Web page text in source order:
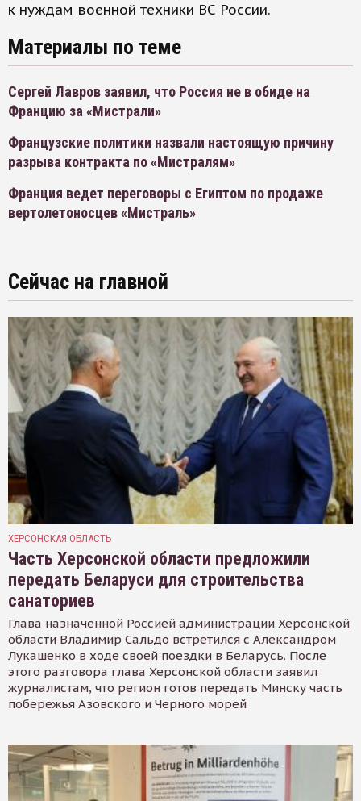
к нуждам военной техники ВС России.
Материалы по теме
Сергей Лавров заявил, что Россия не в обиде на
Францию за «Мистрали»
Французские политики назвали настоящую причину
разрыва контракта по «Мистралям»
Франция ведет переговоры с Египтом по продаже
вертолетоносцев «Мистраль»
Сейчас на главной
ХЕРСОНСКАЯ ОБЛАСТЬ
Часть Херсонской области предложили
передать Беларуси для строительства
санаториев
Глава назначенной Россией администрации Херсонской
области Владимир Сальдо встретился с Александром
Лукашенко в ходе своей поездки в Беларусь. После
этого разговора глава Херсонской области заявил
журналистам, что регион готов передать Минску часть
побережья Азовского и Черного морей